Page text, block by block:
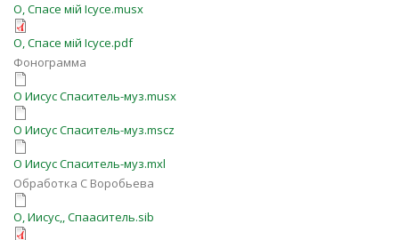
О, Спасе мій Ісусе.musx
О, Спасе мій Ісусе.pdf
Фонограмма
О Иисус Спаситель-муз.musx
О Иисус Спаситель-муз.mscz
О Иисус Спаситель-муз.mxl
Обработка С Воробьева
О, Иисус,, Спааситель.sib